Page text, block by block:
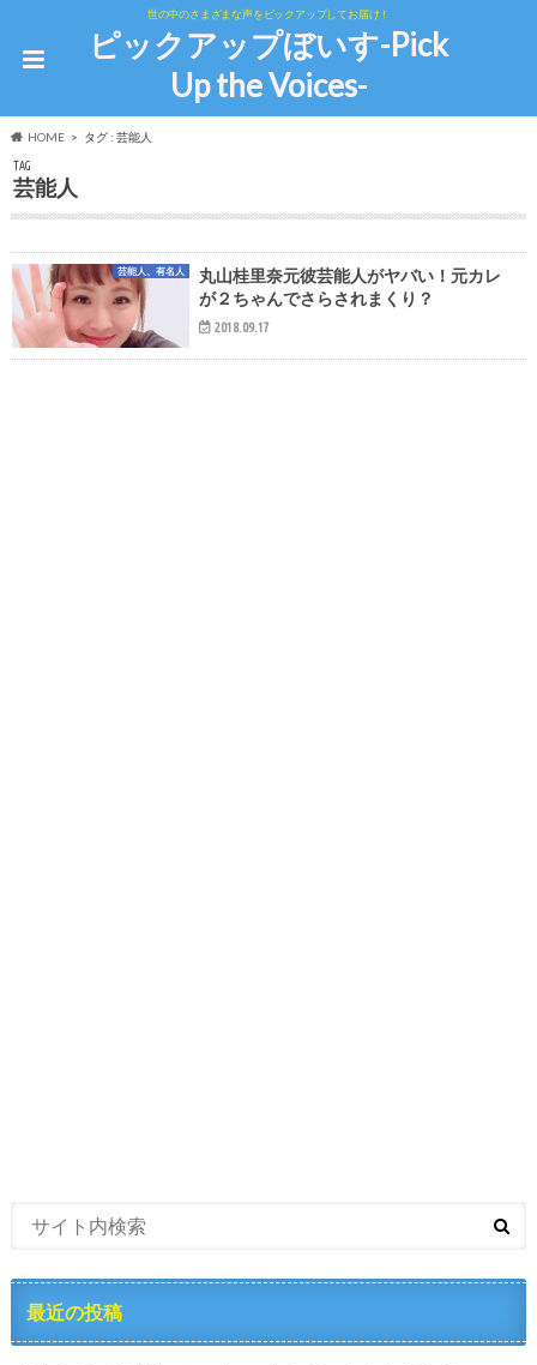
世の中のさまざまな声をピックアップしてお届け！
ピックアップぼいす-Pick
Up the Voices-
HOME タグ : 芸能人
TAG
芸能人
芸能人、有名人
丸山桂里奈元彼芸能人がヤバい！元カレ
が２ちゃんでさらされまくり？
2018.09.17
最近の投稿